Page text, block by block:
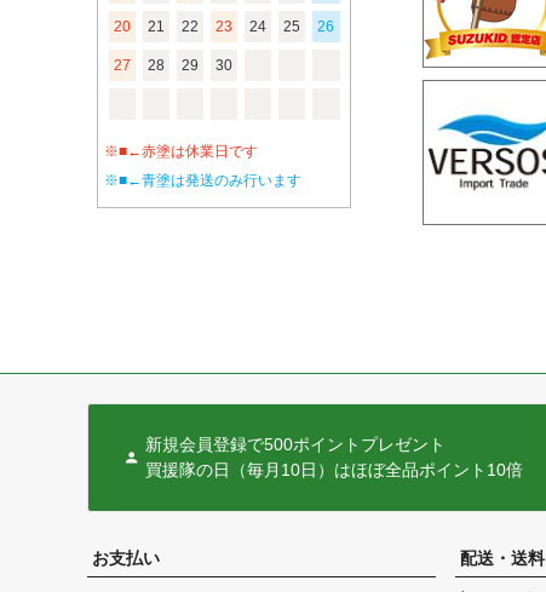
20 21 22 23 24 25 26
27 28 29 30
※■←赤塗は休業日です
※■←青塗は発送のみ行います
新規会員登録で500ポイントプレゼント
買援隊の日（毎月10日）はほぼ全品ポイント10倍
お支払い 配送・送料